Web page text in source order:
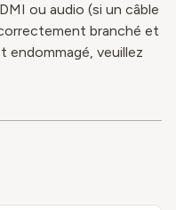
ou audio (si un câble
branché et
endommagé, veuillez